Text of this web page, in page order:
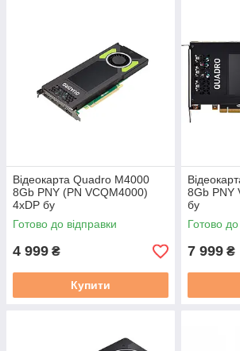
Відеокарта Quadro M4000
8Gb PNY (PN VCQM4000)
4xDP бу
Готово до відправки
4 999 ₴
Купити
8Gb PNY
бу
Готово до
7 999 ₴